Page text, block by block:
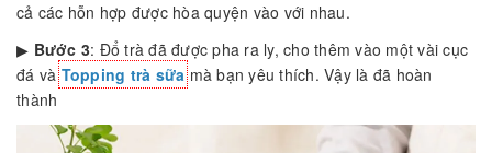
cả các hỗn hợp được hòa quyện vào với nhau.
▶ Bước 3: Đổ trà đã được pha ra ly, cho thêm vào một vài cục
đá vàTopping trà sữamà bạn yêu thích. Vậy là đã hoàn
thành